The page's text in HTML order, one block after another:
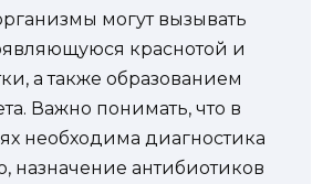
могут вызывать
краснотой и
а также образованием
Важно понимать, что в
необходима диагностика
назначение антибиотиков